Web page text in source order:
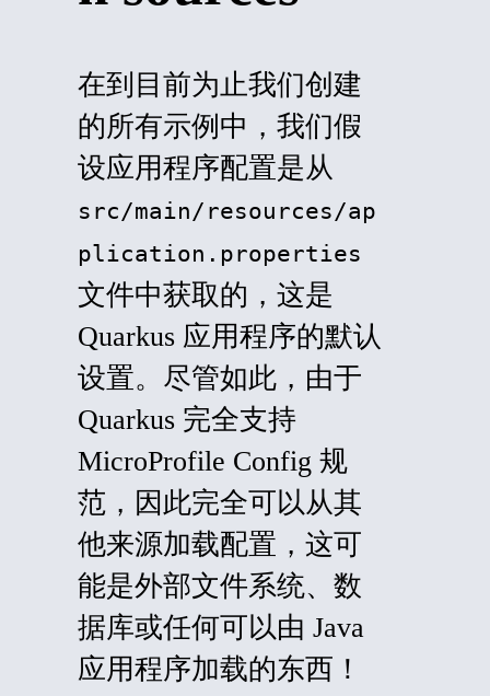
在到目前为止我们创建
的所有示例中，我们假
设应用程序配置是从
src/main/resources/ap
plication.properties
文件中获取的，这是
Quarkus 应用程序的默认
设置。尽管如此，由于
Quarkus 完全支持
MicroProfile Config 规
范，因此完全可以从其
他来源加载配置，这可
能是外部文件系统、数
据库或任何可以由 Java
应用程序加载的东西！